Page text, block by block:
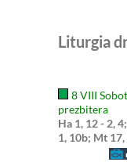
Liturgia
8 VIII
prezbitera
Ha 1, 12 - 2,
1, 10b; Mt